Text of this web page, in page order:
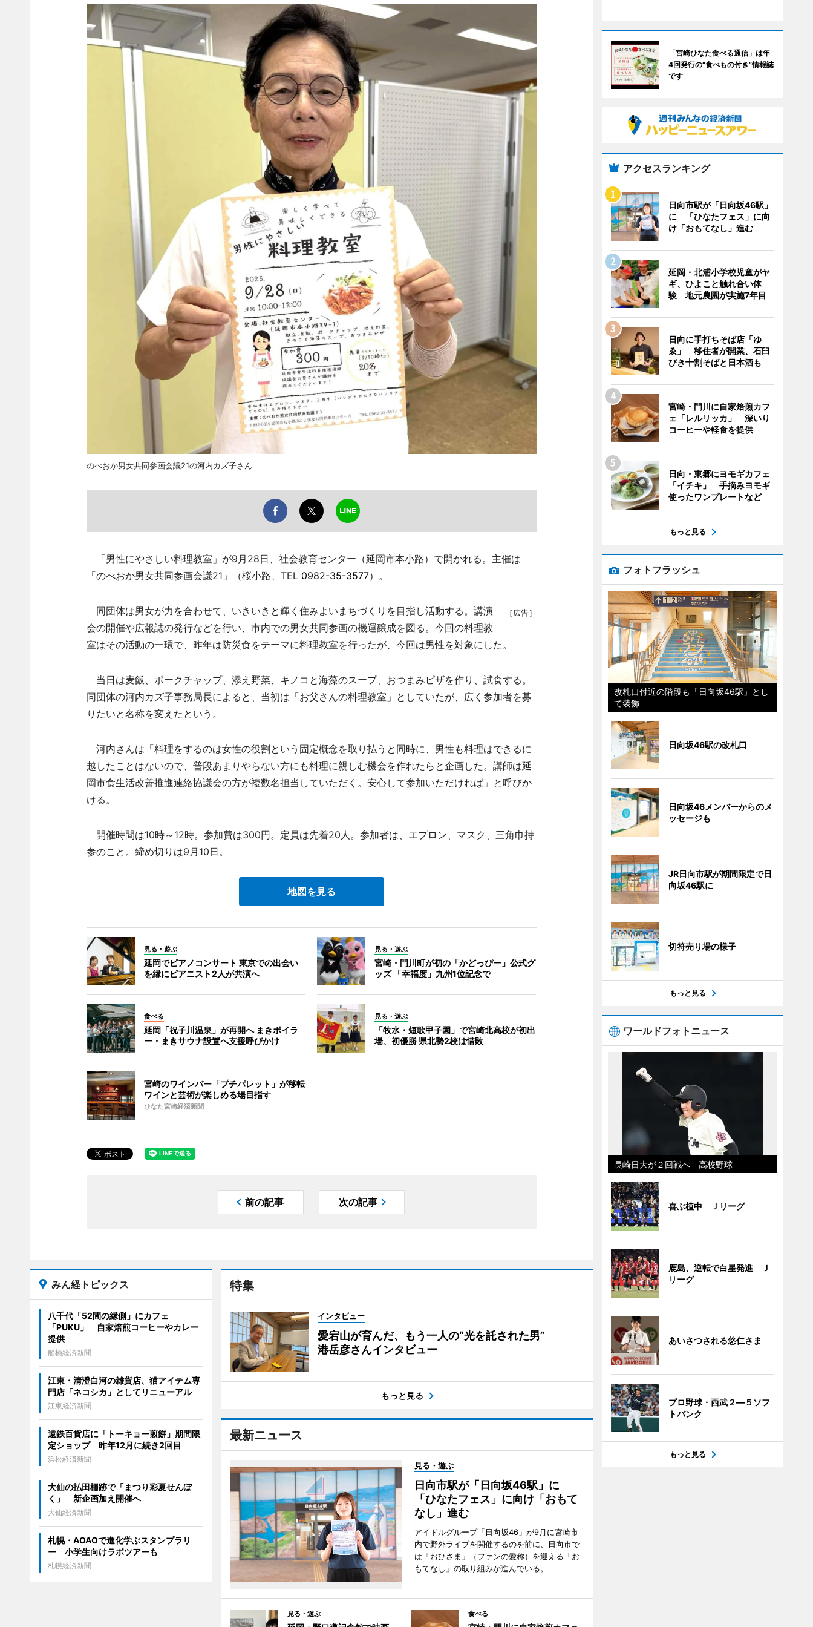
のべおか男女共同参画会議21の河内カズ子さん
「男性にやさしい料理教室」が9月28日、社会教育センター（延岡市本小路）で開かれる。主催は
「のべおか男女共同参画会議21」（桜小路、TEL 0982-35-3577）。
［広告］
同団体は男女が力を合わせて、いきいきと輝く住みよいまちづくりを目指し活動する。講演
会の開催や広報誌の発行などを行い、市内での男女共同参画の機運醸成を図る。今回の料理教
室はその活動の一環で、昨年は防災食をテーマに料理教室を行ったが、今回は男性を対象にした。
当日は麦飯、ポークチャップ、添え野菜、キノコと海藻のスープ、おつまみピザを作り、試食する。
同団体の河内カズ子事務局長によると、当初は「お父さんの料理教室」としていたが、広く参加者を募
りたいと名称を変えたという。
河内さんは「料理をするのは女性の役割という固定概念を取り払うと同時に、男性も料理はできるに
越したことはないので、普段あまりやらない方にも料理に親しむ機会を作れたらと企画した。講師は延
岡市食生活改善推進連絡協議会の方が複数名担当していただく。安心して参加いただければ」と呼びか
ける。
開催時間は10時～12時。参加費は300円。定員は先着20人。参加者は、エプロン、マスク、三角巾持
参のこと。締め切りは9月10日。
地図を見る
見る・遊ぶ
延岡でピアノコンサート 東京での出会い
を縁にピアニスト2人が共演へ
見る・遊ぶ
宮崎・門川町が初の「かどっぴー」公式グ
ッズ 「幸福度」九州1位記念で
食べる
延岡「祝子川温泉」が再開へ まきボイラ
ー・まきサウナ設置へ支援呼びかけ
見る・遊ぶ
「牧水・短歌甲子園」で宮崎北高校が初出
場、初優勝 県北勢2校は惜敗
宮崎のワインバー「プチパレット」が移転
ワインと芸術が楽しめる場目指す
ひなた宮崎経済新聞
前の記事 次の記事
特集
インタビュー
愛宕山が育んだ、もう一人の“光を託された男”
港岳彦さんインタビュー
もっと見る
最新ニュース
見る・遊ぶ
日向市駅が「日向坂46駅」に
「ひなたフェス」に向け「おもて
なし」進む
アイドルグループ「日向坂46」が9月に宮崎市
内で野外ライブを開催するのを前に、日向市で
は「おひさま」（ファンの愛称）を迎える「お
もてなし」の取り組みが進んでいる。
見る・遊ぶ 食べる
みん経トピックス
八千代「52間の縁側」にカフェ
「PUKU」 自家焙煎コーヒーやカレー
提供
船橋経済新聞
江東・清澄白河の雑貨店、猫アイテム専
門店「ネコシカ」としてリニューアル
江東経済新聞
遠鉄百貨店に「トーキョー煎餅」期間限
定ショップ 昨年12月に続き2回目
浜松経済新聞
大仙の払田柵跡で「まつり彩夏せんぼ
く」 新企画加え開催へ
大仙経済新聞
札幌・AOAOで進化学ぶスタンプラリ
ー 小学生向けラボツアーも
札幌経済新聞
「宮崎ひなた食べる通信」は年
4回発行の“食べもの付き”情報誌
です
アクセスランキング
日向市駅が「日向坂46駅」
に 「ひなたフェス」に向
け「おもてなし」進む
延岡・北浦小学校児童がヤ
ギ、ひよこと触れ合い体
験 地元農園が実施7年目
日向に手打ちそば店「ゆ
ゑ」 移住者が開業、石臼
びき十割そばと日本酒も
宮崎・門川に自家焙煎カフ
ェ「レルリッカ」 深いり
コーヒーや軽食を提供
日向・東郷にヨモギカフェ
「イチキ」 手摘みヨモギ
使ったワンプレートなど
もっと見る
フォトフラッシュ
改札口付近の階段も「日向坂46駅」とし
て装飾
日向坂46駅の改札口
日向坂46メンバーからのメ
ッセージも
JR日向市駅が期間限定で日
向坂46駅に
切符売り場の様子
もっと見る
ワールドフォトニュース
長崎日大が２回戦へ 高校野球
喜ぶ植中 Ｊリーグ
鹿島、逆転で白星発進 Ｊ
リーグ
あいさつされる悠仁さま
プロ野球・西武２―５ソフ
トバンク
もっと見る